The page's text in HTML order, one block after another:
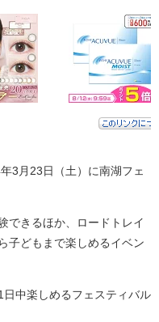
3月23日（土）に南湖フェ
できるほか、ロードトレイ
子どもまで楽しめるイベン
中楽しめるフェスティバル